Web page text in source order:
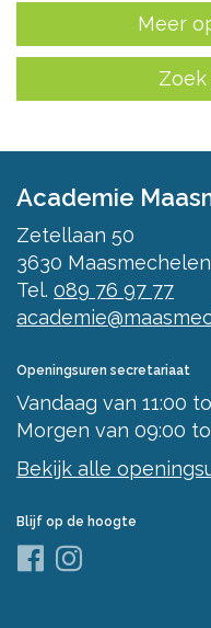
Meer
Academie
Zetellaan 50
3630 Maasmechelen
Tel. 089 76 97 77
Openingsuren secretariaat
Vandaag van 11:00
Morgen van 09:00
Bekijk alle
Blijf op de hoogte
Facebook
Instagram